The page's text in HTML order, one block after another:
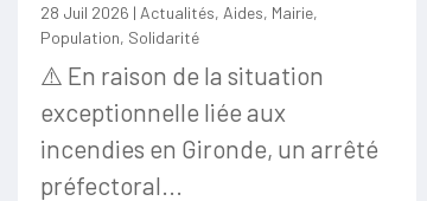
28 Juil 2026 | Actualités, Aides, Mairie,
Population, Solidarité
⚠️ En raison de la situation
exceptionnelle liée aux
incendies en Gironde, un arrêté
préfectoral...